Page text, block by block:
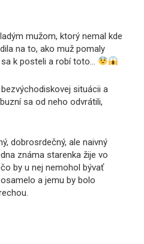
mužom, ktorý nemal kde
na to, ako muž pomaly
sa k posteli a robí toto…
situácii a
sa od neho odvrátili,
dobrosrdečný, ale naivný
známa starenka žije vo
by u nej nemohol bývať
a jemu by bolo